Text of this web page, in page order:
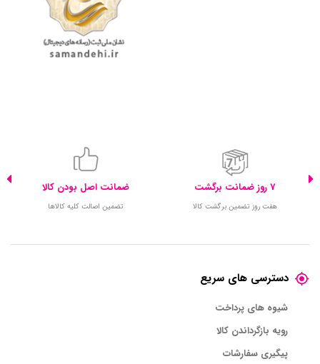
7 روز ضمانت برگشت
هفت روز تضمین برگشت کالا
ضمانت اصل بودن کالا
تضمین اصالت کلیه کالاها
دسترسی های سریع
شیوه های پرداخت
رویه بازگرداندن کالا
پیگیری سفارشات